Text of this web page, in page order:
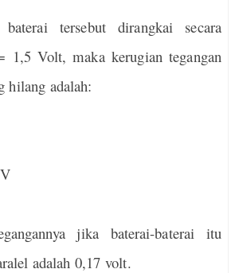
tersebut dirangkai secara
1,5 Volt, maka kerugian tegangan
hilang adalah:
jika baterai-baterai itu
adalah 0,17 volt.